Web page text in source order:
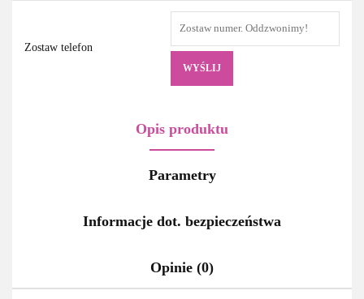
Zostaw telefon
WYŚLIJ
Opis produktu
Parametry
Informacje dot. bezpieczeństwa
Opinie (0)